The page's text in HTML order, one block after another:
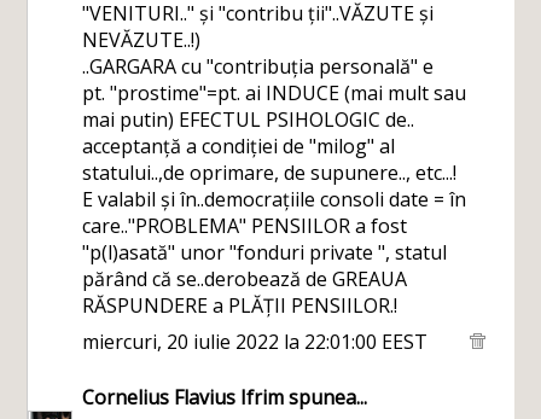
"VENITURI.." și "contribu ții"..VĂZUTE și
NEVĂZUTE..!)
..GARGARA cu "contribuția personală" e
pt. "prostime"=pt. ai INDUCE (mai mult sau
mai putin) EFECTUL PSIHOLOGIC de..
acceptanță a condiției de "milog" al
statului..,de oprimare, de supunere.., etc...!
E valabil și în..democrațiile consoli date = în
care.."PROBLEMA" PENSIILOR a fost
"p(l)asată" unor "fonduri private ", statul
părând că se..derobează de GREAUA
RĂSPUNDERE a PLĂȚII PENSIILOR.!
miercuri, 20 iulie 2022 la 22:01:00 EEST
Cornelius Flavius Ifrimspunea...